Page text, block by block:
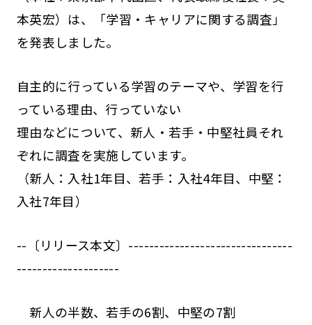
本英宏）は、「学習・キャリアに関する調査」
を発表しました。
自主的に行っている学習のテーマや、学習を行
っている理由、行っていない
理由などについて、新人・若手・中堅社員それ
ぞれに調査を実施しています。
（新人：入社1年目、若手：入社4年目、中堅：
入社7年目）
--〔リリース本文〕--------------------------------
--------------------
新人の半数、若手の6割、中堅の7割